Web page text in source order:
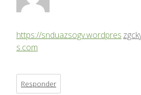
https://snduazsogv.wordpres
s.com
Responder